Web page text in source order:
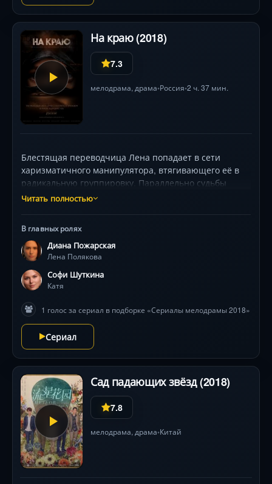
На краю (2018)
7.3
мелодрама, драма•Россия•2 ч. 37 мин.
Блестящая переводчица Лена попадает в сети
харизматичного манипулятора, втягивающего её в
радикальную группировку. Параллельно судьбы
Кати, обманутой виртуальным женихом, и Амины,
героини обнаруживают, что стали пешками в чужой
игре. Отчаянный побег через пустыню,
предательства и неожиданные союзы держат в
напряжении до финала. Визуальная жесткость
контрастирует с поэтичными кадрами забытых
Читать полностью
В главных ролях
Диана Пожарская
Лена Полякова
Софи Шуткина
Катя
1 голос за сериал в подборке «Сериалы мелодрамы 2018»
Сериал
Сад падающих звёзд (2018)
7.8
мелодрама, драма•Китай